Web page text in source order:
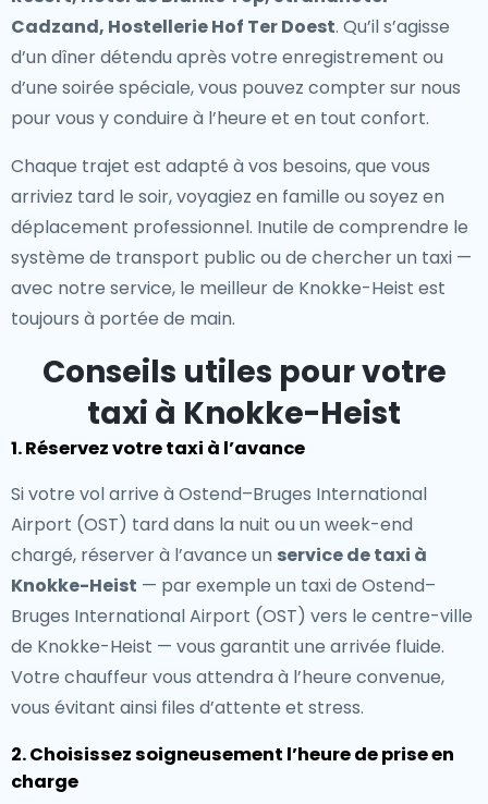
Cadzand, Hostellerie Hof Ter Doest. Qu’il s’agisse
d’un dîner détendu après votre enregistrement ou
d’une soirée spéciale, vous pouvez compter sur nous
pour vous y conduire à l’heure et en tout confort.
Chaque trajet est adapté à vos besoins, que vous
arriviez tard le soir, voyagiez en famille ou soyez en
déplacement professionnel. Inutile de comprendre le
système de transport public ou de chercher un taxi —
avec notre service, le meilleur de Knokke-Heist est
toujours à portée de main.
Conseils utiles pour votre
taxi à Knokke-Heist
1. Réservez votre taxi à l’avance
Si votre vol arrive à Ostend–Bruges International
Airport (OST) tard dans la nuit ou un week-end
chargé, réserver à l’avance un service de taxi à
Knokke-Heist — par exemple un taxi de Ostend–
Bruges International Airport (OST) vers le centre-ville
de Knokke-Heist — vous garantit une arrivée fluide.
Votre chauffeur vous attendra à l’heure convenue,
vous évitant ainsi files d’attente et stress.
2. Choisissez soigneusement l’heure de prise en
charge